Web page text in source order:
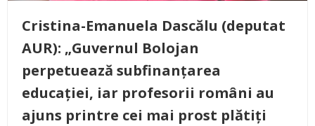
Cristina-Emanuela Dascălu (deputat
AUR): „Guvernul Bolojan
perpetuează subfinanțarea
educației, iar profesorii români au
ajuns printre cei mai prost plătiți